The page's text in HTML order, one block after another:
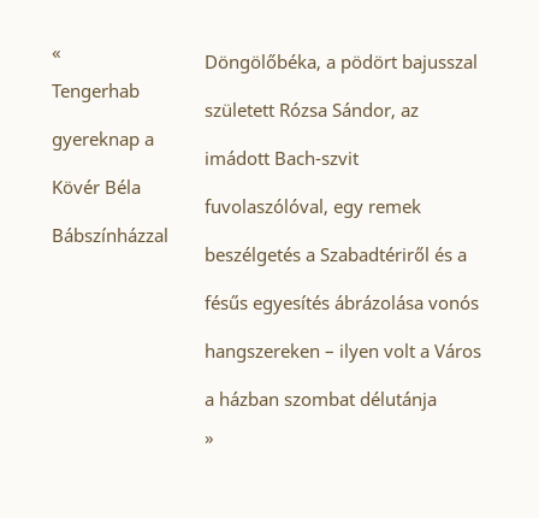
«
Tengerhab
gyereknap a
Kövér Béla
Bábszínházzal
Döngölőbéka, a pödört bajusszal
született Rózsa Sándor, az
imádott Bach-szvit
fuvolaszólóval, egy remek
beszélgetés a Szabadtériről és a
fésűs egyesítés ábrázolása vonós
hangszereken – ilyen volt a Város
a házban szombat délutánja
»